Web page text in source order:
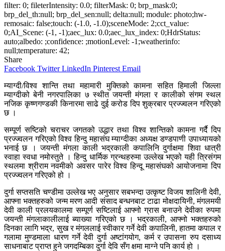
filter: 0; fileterIntensity: 0.0; filterMask: 0; brp_mask:0;
brp_del_th:null; brp_del_sen:null; delta:null; module: photo;hw-
remosaic: false;touch: (-1.0, -1.0);sceneMode: 2;cct_value:
0;AI_Scene: (-1, -1);aec_lux: 0.0;aec_lux_index: 0;HdrStatus:
auto;albedo: ;confidence: ;motionLevel: -1;weatherinfo:
null;temperature: 42;
Share
Facebook Twitter LinkedIn Pinterest Email
म्याग्दी/विश्व शान्ति तथा महामारी मुक्तिको कामना सहित हिमाली जिल्ला
म्याग्दीको बेनी नगरपालिका ७ स्थीत जयन्ती मंगला र कालीको संगम स्थल
नजिक कृष्णगण्डकी किनारमा साढे दुई करोड दिप शुक्रबार प्रज्ज्वलन गरिएको
छ ।
सम्पूर्ण सष्टिको चराचर जगतको उद्धार तथा विश्व शान्तिको कामना गर्दै दिप
प्रज्ज्वलन गरिएको विश्व हिन्दु महासंघ म्याग्दीका अध्यक्ष डण्डपाणी उपाध्यायको
भनाई छ । जयन्ती मंगला काली भद्रकाली कपालिनि दुर्गाक्षमा शिवा धात्री
स्वाहा स्वधा नमोस्तुते । हिन्दु धार्मिक ग्रन्थहरुमा उल्लेख भएको यही त्रिसंगम
स्थलमा श्रीराम नवमीको अवसर पारेर विश्व हिन्दू महासंघको आयोजनामा दिप
प्रज्ज्वलन गरिएको हो ।
दुर्गा सप्तसति चण्डीमा उल्लेख भए अनुसार सबभन्दा उत्कृष्ट विजय शालिनी देवी,
आफ्ना भक्तहरुको जन्म मरण आदी संसाद बन्धनबाट टाढा मोक्षदायिनी, मंगलमयी
देवी काली प्रलयकालमा सम्पूर्ण सष्टिलाई आफ्नो ग्रास बनाउने देवीका रुपमा
जयन्ती मंगलाकालीलाई ब्याख्या गरिएको छ । भद्रकाली, आफ्नो भक्तहरुको
दिनका लागि भद्र, सुख र मंगललाई स्वीकार गर्ने देवी कपालिनी, हातमा कपाल र
गलामा मुण्डमाला धारण गर्ने देवी दुर्गा अष्टांगयोग, कर्म र उपासना रुप दसाध्य
साधनाबाट प्राप्त हुने जगदम्बिका दुर्गा देवि सँग क्षमा माग्ने पनि कार्य हो ।